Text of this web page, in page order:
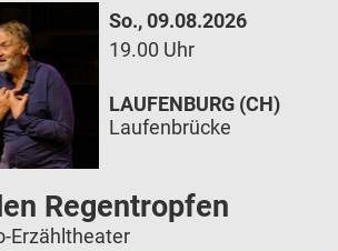
So., 09.08.2026
19.00 Uhr
Regentropfen
Erzähltheater
LAUFENBURG (CH)
Laufenbrücke